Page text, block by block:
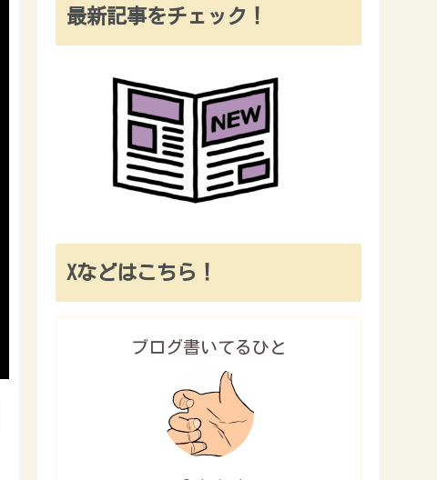
最新記事をチェック！
Xなどはこちら！
ブログ書いてるひと